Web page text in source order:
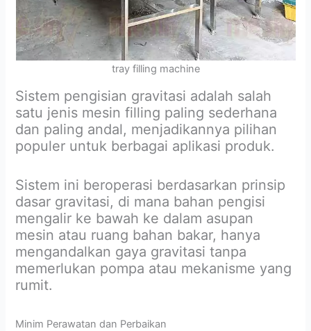
tray filling machine
Sistem pengisian gravitasi adalah salah
satu jenis mesin filling paling sederhana
dan paling andal, menjadikannya pilihan
populer untuk berbagai aplikasi produk.
Sistem ini beroperasi berdasarkan prinsip
dasar gravitasi, di mana bahan pengisi
mengalir ke bawah ke dalam asupan
mesin atau ruang bahan bakar, hanya
mengandalkan gaya gravitasi tanpa
memerlukan pompa atau mekanisme yang
rumit.
Minim Perawatan dan Perbaikan